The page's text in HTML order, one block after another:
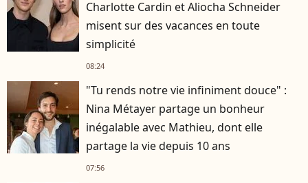
Charlotte Cardin et Aliocha Schneider
misent sur des vacances en toute
simplicité
08:24
"Tu rends notre vie infiniment douce" :
Nina Métayer partage un bonheur
inégalable avec Mathieu, dont elle
partage la vie depuis 10 ans
07:56